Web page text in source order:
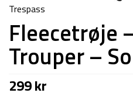
Trespass
Fleecetrøje
Trouper –
299kr